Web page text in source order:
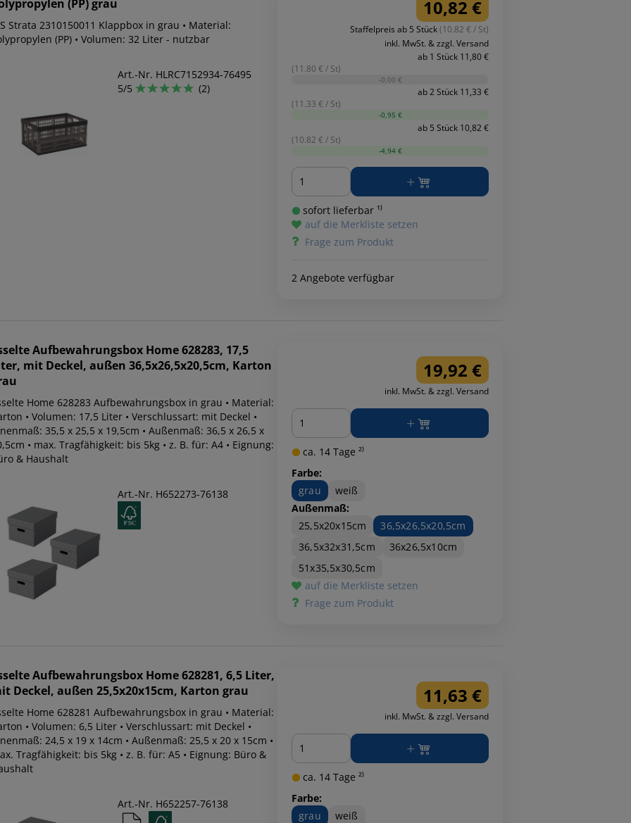
(PP) grau
Strata 2310150011 Klappbox in grau • Material:
(PP) • Volumen: 32 Liter - nutzbar
Art.-Nr. HLRC7152934-76495
5/5
(2)
10,82 €
Staffelpreis ab 5 Stück(10.82 € / St)
inkl. MwSt. & zzgl. Versand
ab 1 Stück 11,80 €
(11.80 € / St)
-0,00 €
ab 2 Stück 11,33 €
(11.33 € / St)
-0,95 €
ab 5 Stück 10,82 €
(10.82 € / St)
-4,94 €
Menge
sofort lieferbar ¹⁾
auf die Merkliste setzen
Frage zum Produkt
2 Angebote verfügbar
Aufbewahrungsbox Home 628283, 17,5
mit Deckel, außen 36,5x26,5x20,5cm, Karton
Home 628283 Aufbewahrungsbox in grau • Material:
• Volumen: 17,5 Liter • Verschlussart: mit Deckel •
35,5 x 25,5 x 19,5cm • Außenmaß: 36,5 x 26,5 x
• max. Tragfähigkeit: bis 5kg • z. B. für: A4 • Eignung:
& Haushalt
Art.-Nr. H652273-76138
19,92 €
inkl. MwSt. & zzgl. Versand
Menge
ca. 14 Tage ²⁾
Farbe:
grau
weiß
Außenmaß:
25,5x20x15cm
36,5x26,5x20,5cm
36,5x32x31,5cm
36x26,5x10cm
51x35,5x30,5cm
auf die Merkliste setzen
Frage zum Produkt
Aufbewahrungsbox Home 628281, 6,5 Liter,
Deckel, außen 25,5x20x15cm, Karton grau
Home 628281 Aufbewahrungsbox in grau • Material:
• Volumen: 6,5 Liter • Verschlussart: mit Deckel •
24,5 x 19 x 14cm • Außenmaß: 25,5 x 20 x 15cm •
Tragfähigkeit: bis 5kg • z. B. für: A5 • Eignung: Büro &
Art.-Nr. H652257-76138
11,63 €
inkl. MwSt. & zzgl. Versand
Menge
ca. 14 Tage ²⁾
Farbe:
grau
weiß